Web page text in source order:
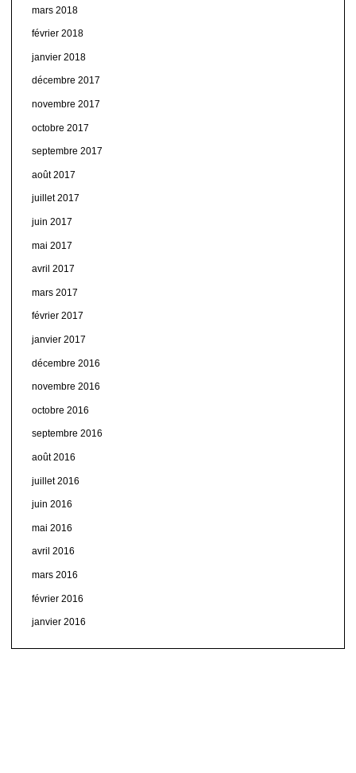
mars 2018
février 2018
janvier 2018
décembre 2017
novembre 2017
octobre 2017
septembre 2017
août 2017
juillet 2017
juin 2017
mai 2017
avril 2017
mars 2017
février 2017
janvier 2017
décembre 2016
novembre 2016
octobre 2016
septembre 2016
août 2016
juillet 2016
juin 2016
mai 2016
avril 2016
mars 2016
février 2016
janvier 2016